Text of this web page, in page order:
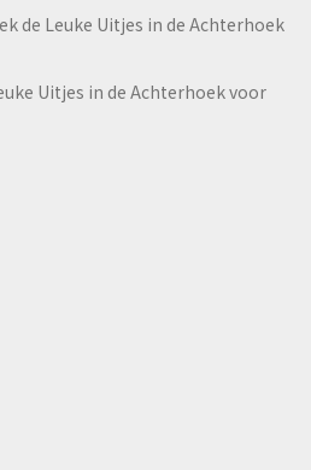
de Leuke Uitjes in de Achterhoek
Uitjes in de Achterhoek voor